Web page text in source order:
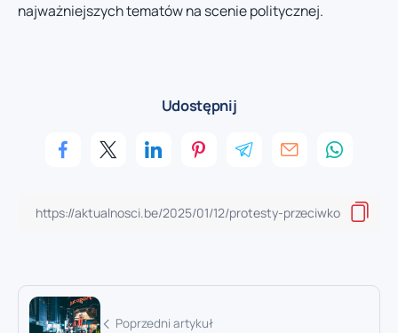
najważniejszych tematów na scenie politycznej.
Udostępnij
Poprzedni artykuł